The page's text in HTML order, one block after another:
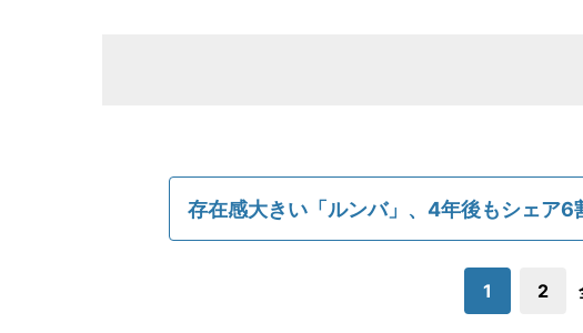
存在感大きい「ルンバ」、4年後もシェア6
1 2